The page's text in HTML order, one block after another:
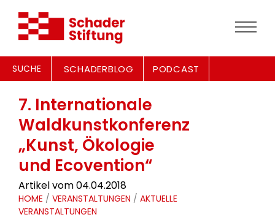
SUCHE SCHADERBLOG PODCAST
7. Internationale
Waldkunstkonferenz
„Kunst, Ökologie
und Ecovention“
Artikel vom 04.04.2018
HOME / VERANSTALTUNGEN / AKTUELLE
VERANSTALTUNGEN